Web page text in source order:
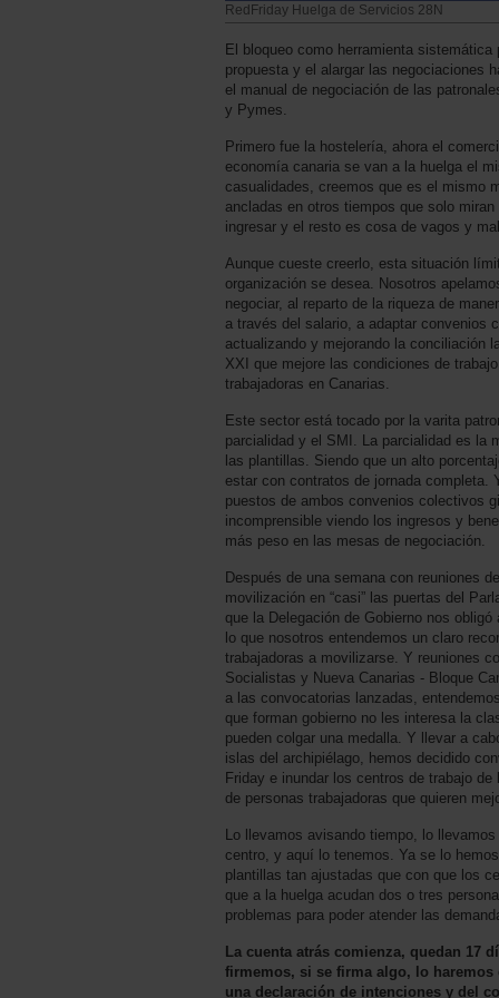
RedFriday Huelga de Servicios 28N
El bloqueo como herramienta
propuesta y el alargar las negociaciones
el manual de negociación de las
y Pymes.
Primero fue la hostelería, ahora el
economía canaria se van a la huelga el
casualidades, creemos que es el mismo
ancladas en otros tiempos que solo
ingresar y el resto es cosa de vagos y
Aunque cueste creerlo, esta situación
organización se desea. Nosotros
negociar, al reparto de la riqueza de
a través del salario, a adaptar convenios
actualizando y mejorando la conciliación
XXI que mejore las condiciones de
trabajadoras en Canarias.
Este sector está tocado por la varita
parcialidad y el SMI. La parcialidad es la
las plantillas. Siendo que un alto
estar con contratos de jornada completa.
puestos de ambos convenios colectivos
incomprensible viendo los ingresos y
más peso en las mesas de negociación.
Después de una semana con reuniones
movilización en “casi” las puertas del
que la Delegación de Gobierno nos
lo que nosotros entendemos un claro
trabajadoras a movilizarse. Y reuniones
Socialistas y Nueva Canarias - Bloque
a las convocatorias lanzadas,
que forman gobierno no les interesa la
pueden colgar una medalla. Y llevar a
islas del archipiélago, hemos decidido
Friday e inundar los centros de trabajo
de personas trabajadoras que quieren
Lo llevamos avisando tiempo, lo
centro, y aquí lo tenemos. Ya se lo
plantillas tan ajustadas que con que los
que a la huelga acudan dos o tres
problemas para poder atender las
La cuenta atrás comienza, quedan 17
firmemos, si se firma algo, lo haremos
una declaración de intenciones y del